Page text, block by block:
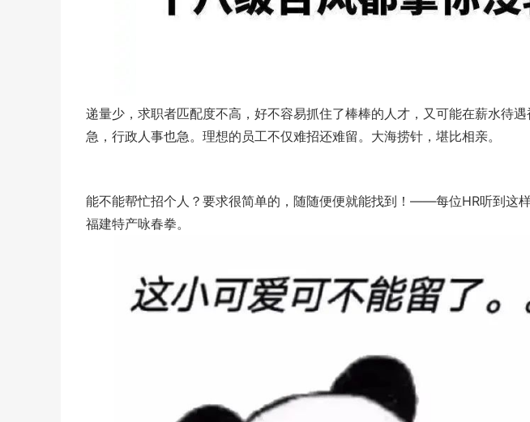
递量少，求职者匹配度不高，好不容易抓住了棒棒的人才，又可能在薪水待
急，行政人事也急。理想的员工不仅难招还难留。大海捞针，堪比相亲。
能不能帮忙招个人？要求很简单的，随随便便就能找到！——每位HR听到这
福建特产咏春拳。